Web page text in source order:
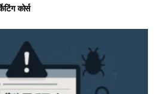
कोर्स